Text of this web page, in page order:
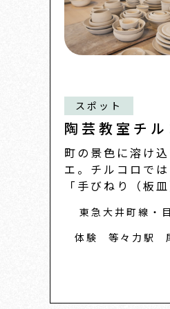
スポット
陶芸教室チ
町の景色に溶け
エ。チルコロで
「手びねり（板
東急大井町線・
体験
等々力駅